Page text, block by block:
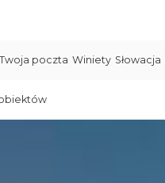
Twoja poczta Winiety Słowacja